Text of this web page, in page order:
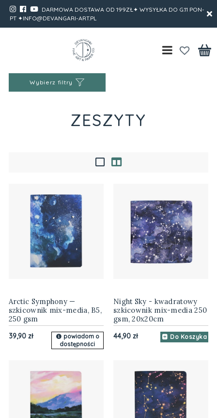
DARMOWA DOSTAWA OD 199ZŁ✦ WYSYŁKA DO G.11 PON-
PT ✦INFO@DEVANGARI-ART.PL
Wybierz filtry
ZESZYTY
Arctic Symphony —
szkicownik mix-media, B5,
250 gsm
39,90 zł
powiadom o
dostępności
Night Sky - kwadratowy
szkicownik mix-media 250
gsm, 20x20cm
44,90 zł Do Koszyka